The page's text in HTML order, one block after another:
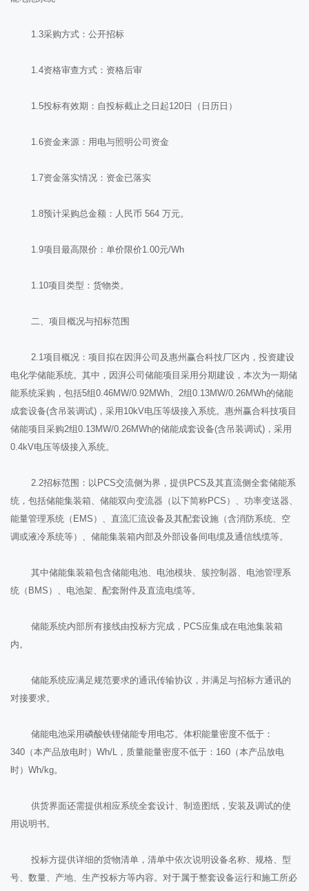
1.3采购方式：公开招标
1.4资格审查方式：资格后审
1.5投标有效期：自投标截止之日起120日（日历日）
1.6资金来源：用电与照明公司资金
1.7资金落实情况：资金已落实
1.8预计采购总金额：人民币 564 万元。
1.9项目最高限价：单价限价1.00元/Wh
1.10项目类型：货物类。
二、项目概况与招标范围
2.1项目概况：项目拟在因湃公司及惠州赢合科技厂区内，投资建设
电化学储能系统。其中，因湃公司储能项目采用分期建设，本次为一期储
能系统采购，包括5组0.46MW/0.92MWh、2组0.13MW/0.26MWh的储能
成套设备(含吊装调试)，采用10kV电压等级接入系统。惠州赢合科技项目
储能项目采购2组0.13MW/0.26MWh的储能成套设备(含吊装调试)，采用
0.4kV电压等级接入系统。
2.2招标范围：以PCS交流侧为界，提供PCS及其直流侧全套储能系
统，包括储能集装箱、储能双向变流器（以下简称PCS）、功率变送器、
能量管理系统（EMS）、直流汇流设备及其配套设施（含消防系统、空
调或液冷系统等）、储能集装箱内部及外部设备间电缆及通信线缆等。
其中储能集装箱包含储能电池、电池模块、簇控制器、电池管理系
统（BMS）、电池架、配套附件及直流电缆等。
储能系统内部所有接线由投标方完成，PCS应集成在电池集装箱
内。
储能系统应满足规范要求的通讯传输协议，并满足与招标方通讯的
对接要求。
储能电池采用磷酸铁锂储能专用电芯。体积能量密度不低于：
340（本产品放电时）Wh/L，质量能量密度不低于：160（本产品放电
时）Wh/kg。
供货界面还需提供相应系统全套设计、制造图纸，安装及调试的使
用说明书。
投标方提供详细的货物清单，清单中依次说明设备名称、规格、型
号、数量、产地、生产投标方等内容。对于属于整套设备运行和施工所必